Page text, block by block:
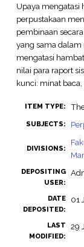
Upaya mengatasi
perpustakaan
pembinaan
yang sama
mengatasi
nilai para raport
kunci: minat
ITEM TYPE:
SUBJECTS:
DIVISIONS:
DEPOSITING
USER:
DATE
DEPOSITED:
01
LAST
MODIFIED:
29